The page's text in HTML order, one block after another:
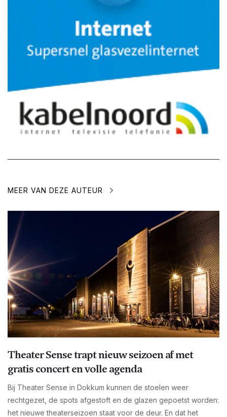
MEER VAN DEZE AUTEUR
Theater Sense trapt nieuw seizoen af met
gratis concert en volle agenda
Bij Theater Sense in Dokkum kunnen de stoelen weer
rechtgezet, de spots afgestoft en de glazen gepoetst worden:
het nieuwe theaterseizoen staat voor de deur. En dat het